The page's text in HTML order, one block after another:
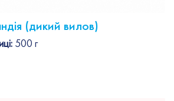
(дикий вилов)
500 г